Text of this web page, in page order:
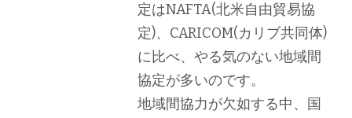
定はNAFTA(北米自由貿易協
定)、CARICOM(カリブ共同体)
に比べ、やる気のない地域間
協定が多いのです。
地域間協力が欠如する中、国